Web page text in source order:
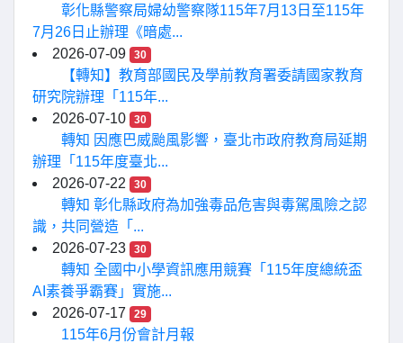
彰化縣警察局婦幼警察隊115年7月13日至115年
7月26日止辦理《暗處...
2026-07-09
30
【轉知】教育部國民及學前教育署委請國家教育
研究院辦理「115年...
2026-07-10
30
轉知 因應巴威颱風影響，臺北市政府教育局延期
辦理「115年度臺北...
2026-07-22
30
轉知 彰化縣政府為加強毒品危害與毒駕風險之認
識，共同營造「...
2026-07-23
30
轉知 全國中小學資訊應用競賽「115年度總統盃
AI素養爭霸賽」實施...
2026-07-17
29
115年6月份會計月報